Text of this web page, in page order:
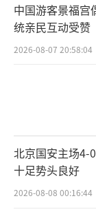
中国游客景福宫
统亲民互动受赞
2026-08-07 20:58:04
北京国安主场4-
十足势头良好
2026-08-08 00:16:44